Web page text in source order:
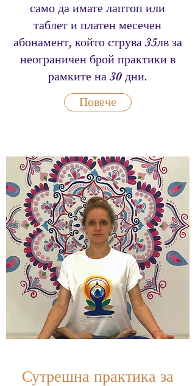
само да имате лаптоп или
таблет и платен месечен
абонамент, който струва 35лв за
неограничен брой практики в
рамките на 30 дни.
Повече
Сутрешна практика за